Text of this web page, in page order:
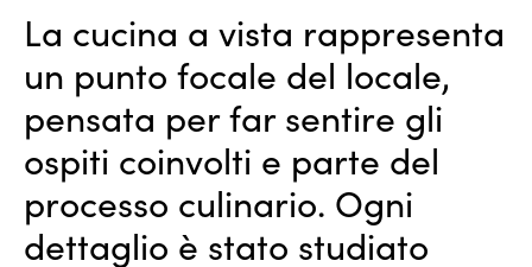
La cucina a vista rappresenta
un punto focale del locale,
pensata per far sentire gli
ospiti coinvolti e parte del
processo culinario. Ogni
dettaglio è stato studiato